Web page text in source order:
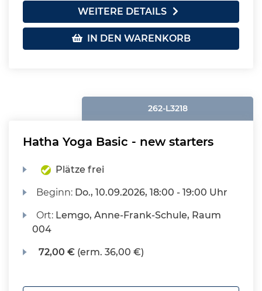
WEITERE DETAILS
IN DEN WARENKORB
262-L3218
Hatha Yoga Basic - new starters
Plätze frei
Beginn: Do., 10.09.2026, 18:00 - 19:00 Uhr
Ort: Lemgo, Anne-Frank-Schule, Raum
004
72,00 € (erm. 36,00 €)